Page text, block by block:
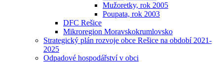
Mužoretky, rok 2005
Poupata, rok 2003
DFC Rešice
Mikroregion Moravskokrumlovsko
Strategický plán rozvoje obce Rešice na období 2021-
2025
Odpadové hospodářství v obci